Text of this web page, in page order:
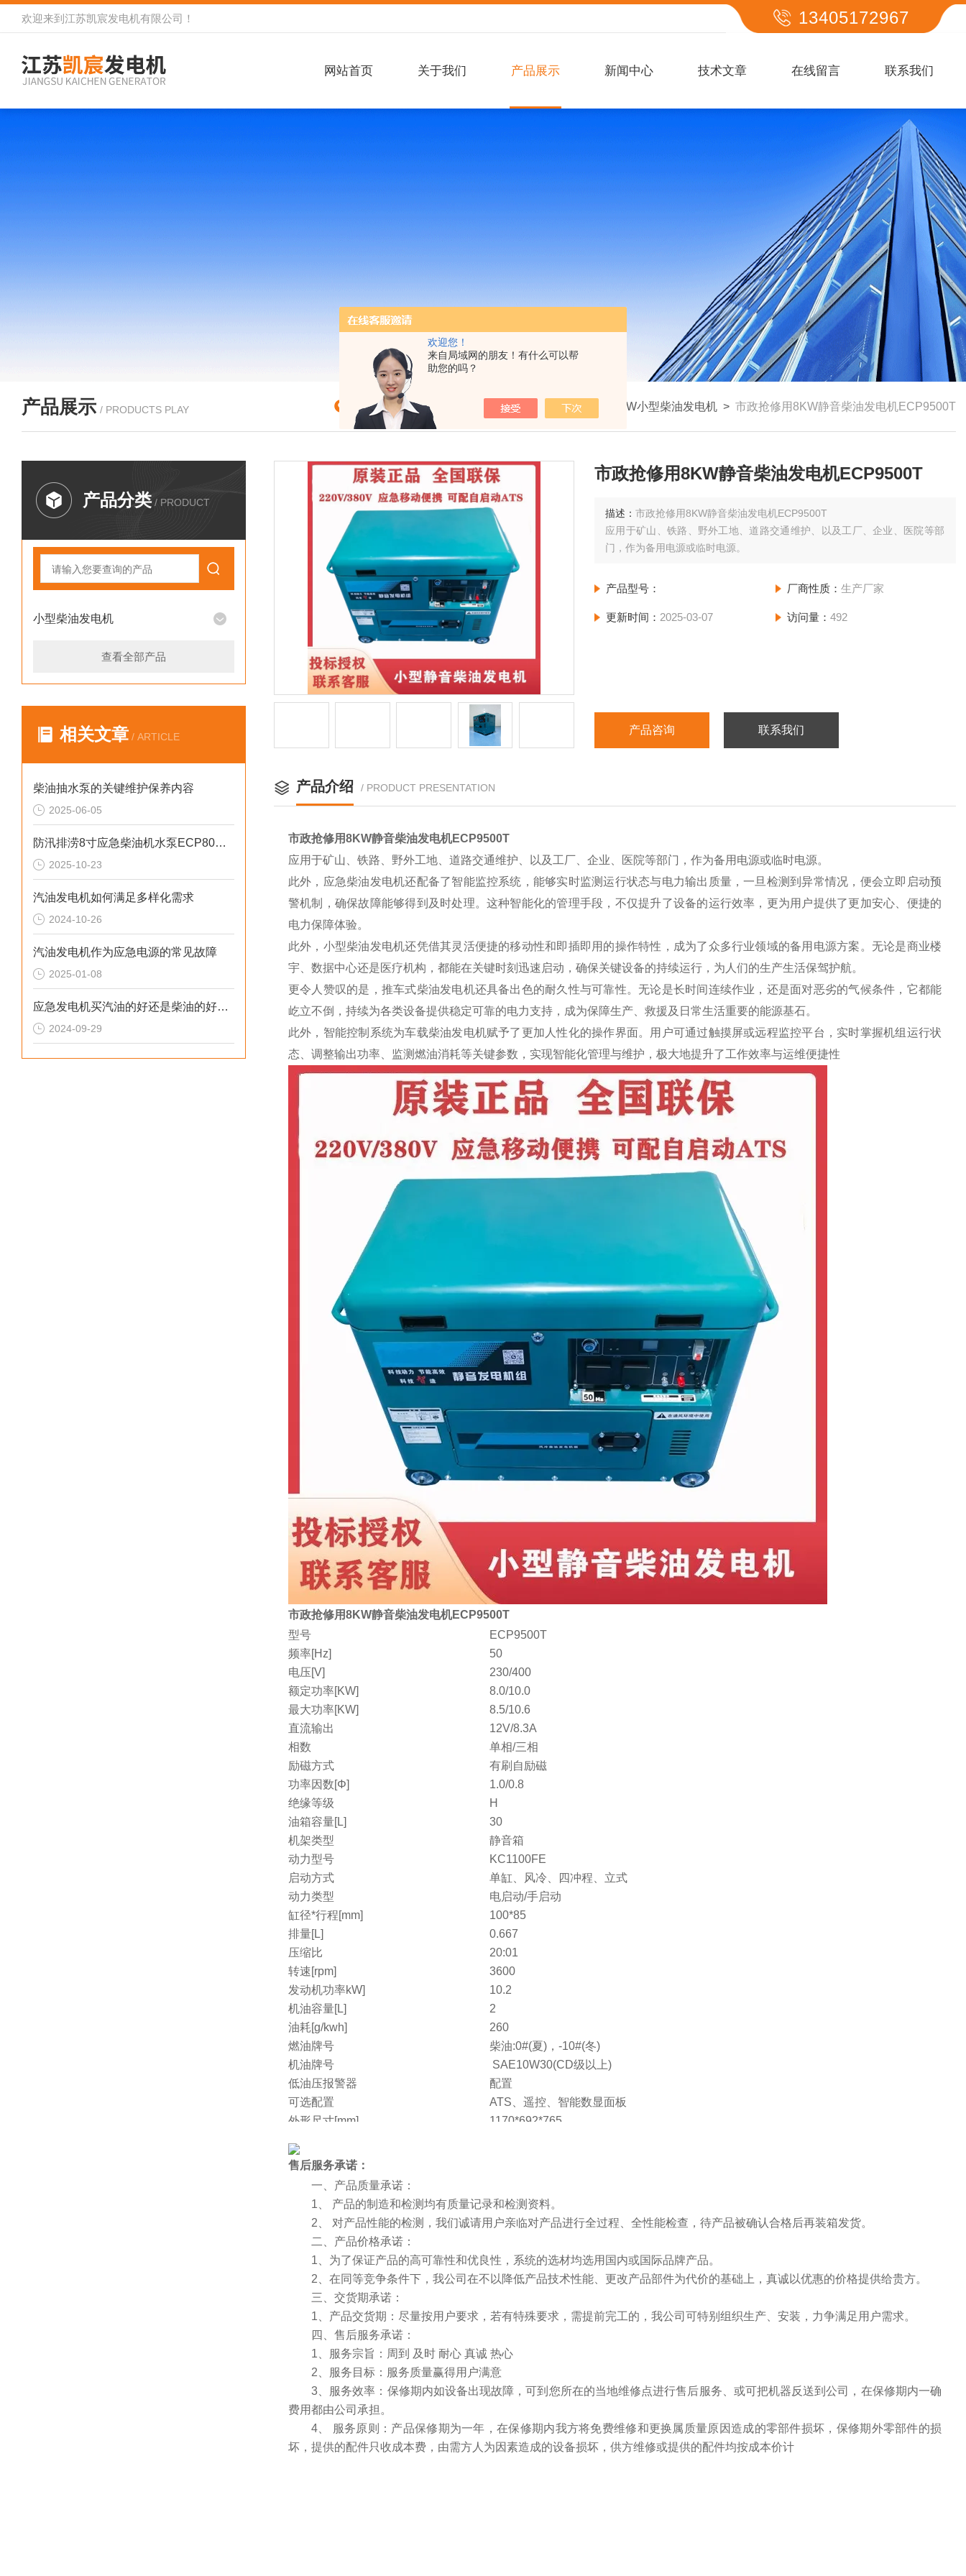
欢迎您！
来自局域网的朋友！有什么可以帮
助您的吗？
欢迎来到 江苏凯宸发电机有限公司 ！ 13405172967
网站首页 关于我们 产品展示 新闻中心 技术文章 在线留言 联系我们
产品展示 / PRODUCTS PLAY 我的位置： 首页 >小型柴油发电机 8KW小型柴油发电机 > 市政抢修用8KW静音柴油发电机ECP9500T
产品分类 / PRODUCT
小型柴油发电机
查看全部产品
相关文章 / ARTICLE
柴油抽水泵的关键维护保养内容
2025-06-05
防汛排涝8寸应急柴油机水泵ECP80ME参数
2025-10-23
汽油发电机如何满足多样化需求
2024-10-26
汽油发电机作为应急电源的常见故障
2025-01-08
应急发电机买汽油的好还是柴油的好呢？
2024-09-29
市政抢修用8KW静音柴油发电机ECP9500T
描述：市政抢修用8KW静音柴油发电机ECP9500T
应用于矿山、铁路、野外工地、道路交通维护、以及工厂、企业、医院等部
门，作为备用电源或临时电源。
产品型号： 厂商性质： 生产厂家
更新时间： 2025-03-07 访问量： 492
产品咨询 联系我们
产品介绍 / PRODUCT PRESENTATION
市政抢修用8KW静音柴油发电机ECP9500T
应用于矿山、铁路、野外工地、道路交通维护、以及工厂、企业、医院等部门，作为备用电源或临时电源。
此外，应急柴油发电机还配备了智能监控系统，能够实时监测运行状态与电力输出质量，一旦检测到异常情况，便会立即启动预
警机制，确保故障能够得到及时处理。这种智能化的管理手段，不仅提升了设备的运行效率，更为用户提供了更加安心、便捷的
电力保障体验。
此外，小型柴油发电机还凭借其灵活便捷的移动性和即插即用的操作特性，成为了众多行业领域的备用电源方案。无论是商业楼
宇、数据中心还是医疗机构，都能在关键时刻迅速启动，确保关键设备的持续运行，为人们的生产生活保驾护航。
更令人赞叹的是，推车式柴油发电机还具备出色的耐久性与可靠性。无论是长时间连续作业，还是面对恶劣的气候条件，它都能
屹立不倒，持续为各类设备提供稳定可靠的电力支持，成为保障生产、救援及日常生活重要的能源基石。
此外，智能控制系统为车载柴油发电机赋予了更加人性化的操作界面。用户可通过触摸屏或远程监控平台，实时掌握机组运行状
态、调整输出功率、监测燃油消耗等关键参数，实现智能化管理与维护，极大地提升了工作效率与运维便捷性
市政抢修用8KW静音柴油发电机ECP9500T
型号
ECP9500T
频率[Hz]
50
电压[V]
230/400
额定功率[KW]
8.0/10.0
最大功率[KW]
8.5/10.6
直流输出
12V/8.3A
相数
单相/三相
励磁方式
有刷自励磁
功率因数[Φ]
1.0/0.8
绝缘等级
H
油箱容量[L]
30
机架类型
静音箱
动力型号
KC1100FE
启动方式
单缸、风冷、四冲程、立式
动力类型
电启动/手启动
缸径*行程[mm]
100*85
排量[L]
0.667
压缩比
20:01
转速[rpm]
3600
发动机功率kW]
10.2
机油容量[L]
2
油耗[g/kwh]
260
燃油牌号
柴油:0#(夏)，-10#(冬)
机油牌号
SAE10W30(CD级以上)
低油压报警器
配置
可选配置
ATS、遥控、智能数显面板
外形尺寸[mm]
1170*692*765
厂家电话
售后服务承诺：
一、产品质量承诺：
1、 产品的制造和检测均有质量记录和检测资料。
2、 对产品性能的检测，我们诚请用户亲临对产品进行全过程、全性能检查，待产品被确认合格后再装箱发货。
二、产品价格承诺：
1、为了保证产品的高可靠性和优良性，系统的选材均选用国内或国际品牌产品。
2、在同等竞争条件下，我公司在不以降低产品技术性能、更改产品部件为代价的基础上，真诚以优惠的价格提供给贵方。
三、交货期承诺：
1、产品交货期：尽量按用户要求，若有特殊要求，需提前完工的，我公司可特别组织生产、安装，力争满足用户需求。
四、售后服务承诺：
1、服务宗旨：周到 及时 耐心 真诚 热心
2、服务目标：服务质量赢得用户满意
3、服务效率：保修期内如设备出现故障，可到您所在的当地维修点进行售后服务、或可把机器反送到公司，在保修期内一确
费用都由公司承担。
4、 服务原则：产品保修期为一年，在保修期内我方将免费维修和更换属质量原因造成的零部件损坏，保修期外零部件的损
坏，提供的配件只收成本费，由需方人为因素造成的设备损坏，供方维修或提供的配件均按成本价计